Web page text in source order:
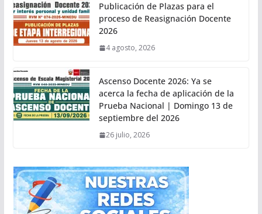
Publicación de Plazas para el
proceso de Reasignación Docente
2026
4 agosto, 2026
Ascenso Docente 2026: Ya se
acerca la fecha de aplicación de la
Prueba Nacional | Domingo 13 de
septiembre del 2026
26 julio, 2026